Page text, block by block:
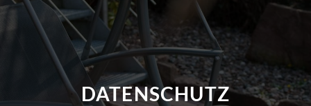
DATENSCHUTZ